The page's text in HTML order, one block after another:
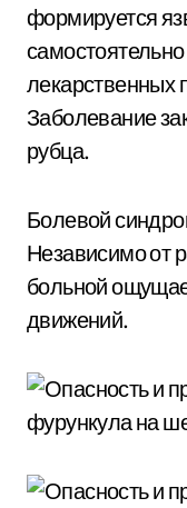
формируется
лекарственных
Заболевание
рубца.
Болевой
Независимо от
больной
движений.